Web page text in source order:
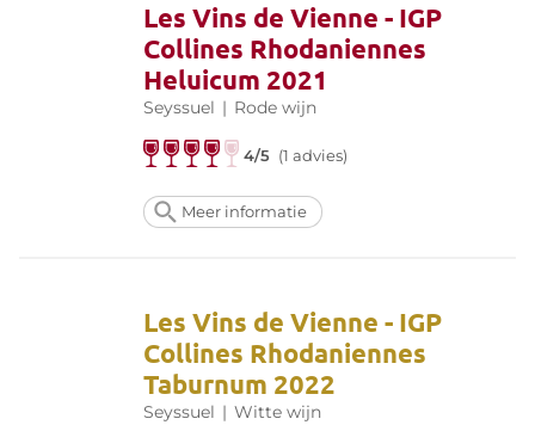
Les Vins de Vienne - IGP
Collines Rhodaniennes
Heluicum 2021
Seyssuel | Rode wijn
4/5 (1 advies)
Meer informatie
Les Vins de Vienne - IGP
Collines Rhodaniennes
Taburnum 2022
Seyssuel | Witte wijn